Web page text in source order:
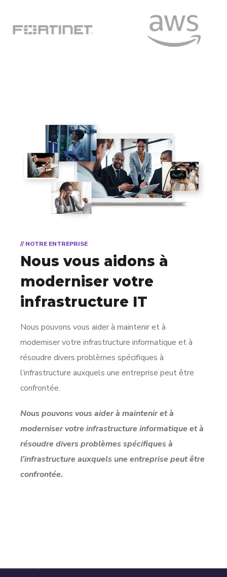
// NOTRE ENTREPRISE
Nous vous aidons à
moderniser votre
infrastructure IT
Nous pouvons vous aider à maintenir et à
moderniser votre infrastructure informatique et à
résoudre divers problèmes spécifiques à
l’infrastructure auxquels une entreprise peut être
confrontée.
Nous pouvons vous aider à maintenir et à
moderniser votre infrastructure informatique et à
résoudre divers problèmes spécifiques à
l’infrastructure auxquels une entreprise peut être
confrontée.